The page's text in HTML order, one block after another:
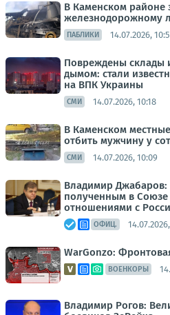
В Каменском районе
железнодорожному
ПАБЛИКИ 14.07.2026,
Повреждены склады
дымом: стали
на ВПК Украины
СМИ 14.07.2026, 10:18
В Каменском
отбить мужчину у
СМИ 14.07.2026, 10:09
Владимир Джабаров:
полученным в
отношениями с
ОФИЦ.
WarGonzo:
ВОЕНКОРЫ
Владимир Рогов: